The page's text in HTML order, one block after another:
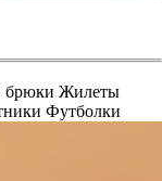
брюки Жилеты
Футболки